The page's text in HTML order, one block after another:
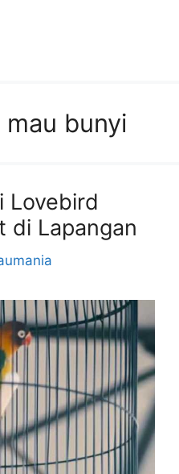
bunyi
Lovebird
di Lapangan